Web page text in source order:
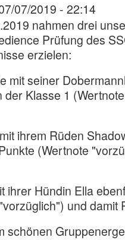
07/2019 - 22:14
nahmen drei
Prüfung des
erzielen:
mit seiner
Klasse 1
ihrem Rüden
(Wertnote
ihrer Hündin Ella
und damit
schönen